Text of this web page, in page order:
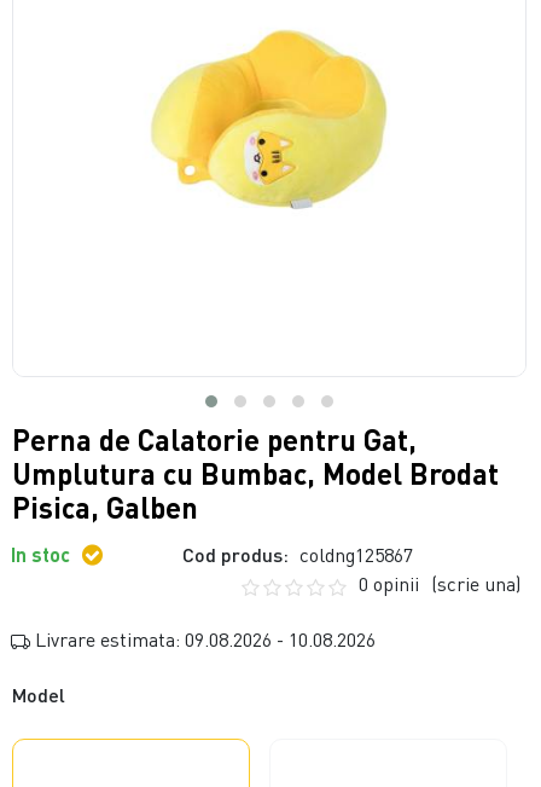
Perna de Calatorie pentru Gat,
Umplutura cu Bumbac, Model Brodat
Pisica, Galben
In stoc Cod produs: coldng125867
0 opinii (scrie una)
Livrare estimata: 09.08.2026 - 10.08.2026
Model